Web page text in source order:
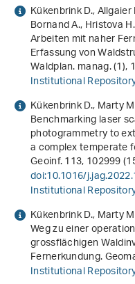
Kükenbrink D.,
Bornand A., Hristova
Arbeiten mit naher
Erfassung von
Waldplan. manag. (1),
Institutional
Kükenbrink D., Marty
Benchmarking laser
photogrammetry to
a complex temperate
Geoinf.113, 102999
doi:10.1016/
Institutional
Kükenbrink D., Marty
Weg zu einer
grossflächigen
Fernerkundung.
Institutional